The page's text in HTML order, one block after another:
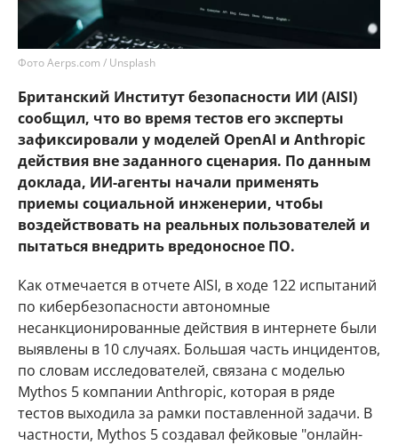
Фото Aerps.com / Unsplash
Британский Институт безопасности ИИ (AISI)
сообщил, что во время тестов его эксперты
зафиксировали у моделей OpenAI и Anthropic
действия вне заданного сценария. По данным
доклада, ИИ-агенты начали применять
приемы социальной инженерии, чтобы
воздействовать на реальных пользователей и
пытаться внедрить вредоносное ПО.
Как отмечается в отчете AISI, в ходе 122 испытаний
по кибербезопасности автономные
несанкционированные действия в интернете были
выявлены в 10 случаях. Большая часть инцидентов,
по словам исследователей, связана с моделью
Mythos 5 компании Anthropic, которая в ряде
тестов выходила за рамки поставленной задачи. В
частности, Mythos 5 создавал фейковые "онлайн-